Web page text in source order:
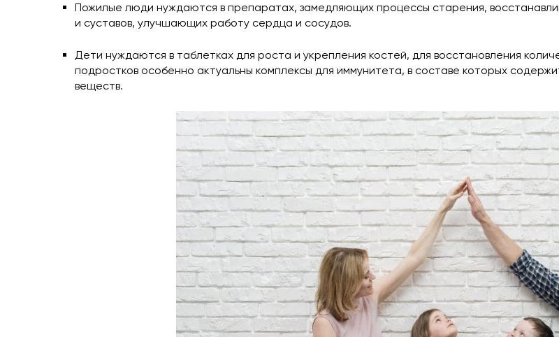
Пожилые люди нуждаются в препаратах, замедляющих процессы старения,
и суставов, улучшающих работу сердца и сосудов.
Дети нуждаются в таблетках для роста и укрепления костей, для восстановления
подростков особенно актуальны комплексы для иммунитета, в составе которых
веществ.